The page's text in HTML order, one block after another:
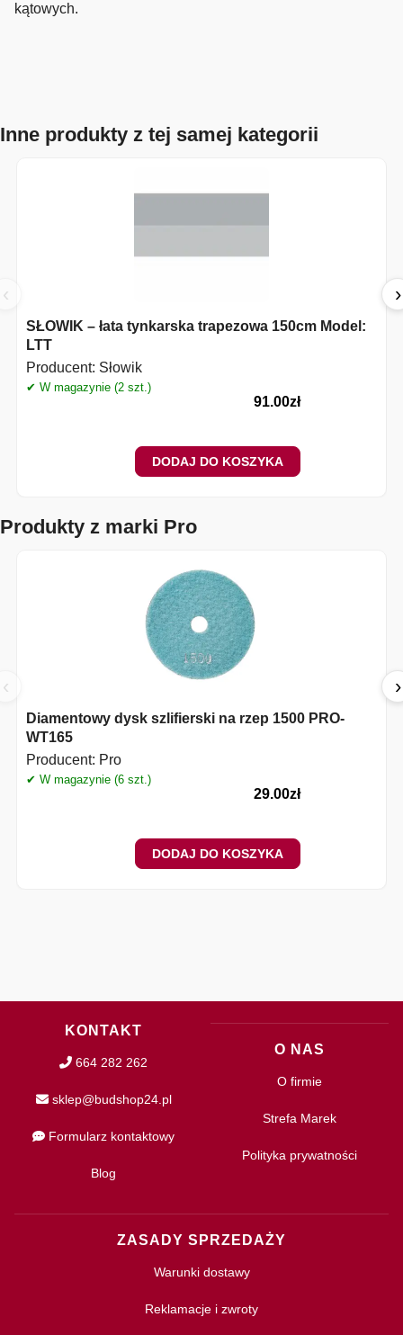
kątowych.
Inne produkty z tej samej kategorii
‹
SŁOWIK – łata tynkarska trapezowa 150cm Model:
LTT
Producent: Słowik
✔ W magazynie (2 szt.)
91.00zł
DODAJ DO KOSZYKA
›
Produkty z marki Pro
‹
Diamentowy dysk szlifierski na rzep 1500 PRO-
WT165
Producent: Pro
✔ W magazynie (6 szt.)
29.00zł
DODAJ DO KOSZYKA
›
KONTAKT
664 282 262
sklep@budshop24.pl
Formularz kontaktowy
Blog
O NAS
O firmie
Strefa Marek
Polityka prywatności
ZASADY SPRZEDAŻY
Warunki dostawy
Reklamacje i zwroty